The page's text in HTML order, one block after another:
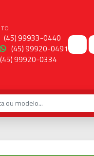
(45) 99933-0440
(45) 99920-0491
(45) 99920-0334